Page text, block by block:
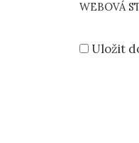
WEBOVÁ
Uložit